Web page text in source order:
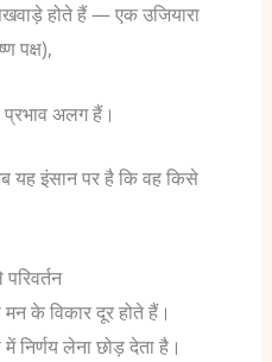
होते हैं — एक उजियारा
पक्ष),
अलग हैं।
यह इंसान पर है कि वह किसे
के विकार दूर होते हैं।
में निर्णय लेना छोड़ देता है।